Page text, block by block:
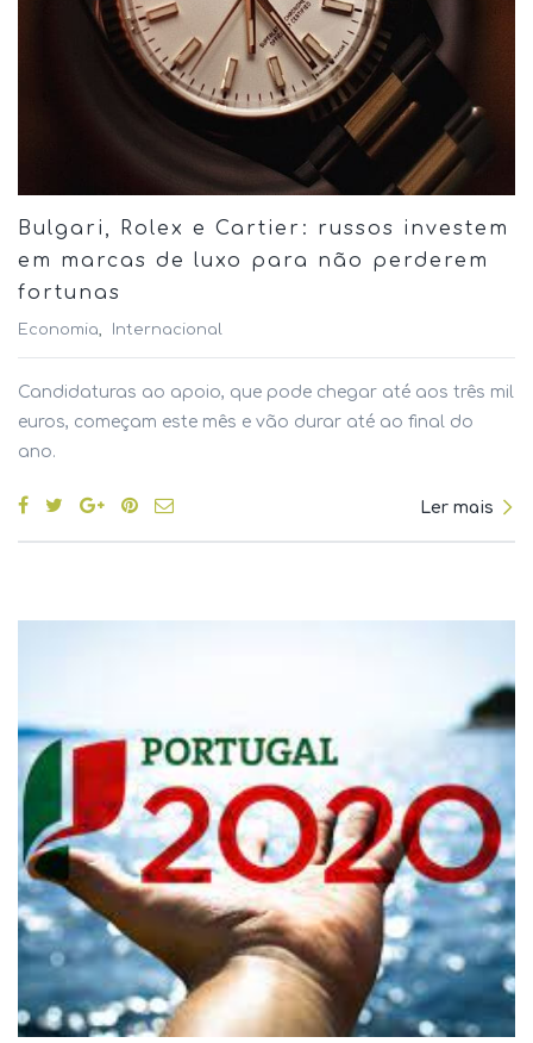
Bulgari, Rolex e Cartier: russos investem
em marcas de luxo para não perderem
fortunas
Economia Internacional
Candidaturas ao apoio, que pode chegar até aos três mil
euros, começam este mês e vão durar até ao final do
ano.
Ler mais